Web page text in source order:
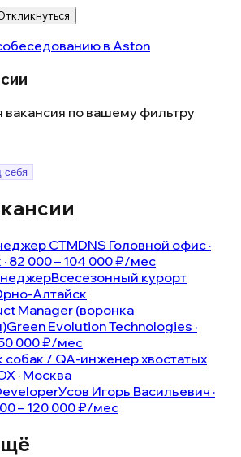
в Aston
вакансия по вашему фильтру
себя
СТМDNS Головной офис ·
82 000 – 104 000 ₽/мес
Всесезонный курорт
Алтайск
Manager (воронка
Green Evolution Technologies ·
000 ₽/мес
собак / QA-инженер хвостатых
· Москва
Усов Игорь Васильевич ·
– 120 000 ₽/мес